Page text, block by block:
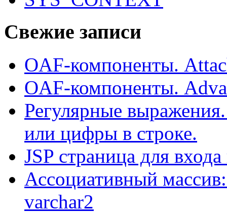
Свежие записи
OAF-компоненты.
OAF-компоненты.
Регулярные
или цифры в строке.
JSP страница для
Ассоциативный
varchar2